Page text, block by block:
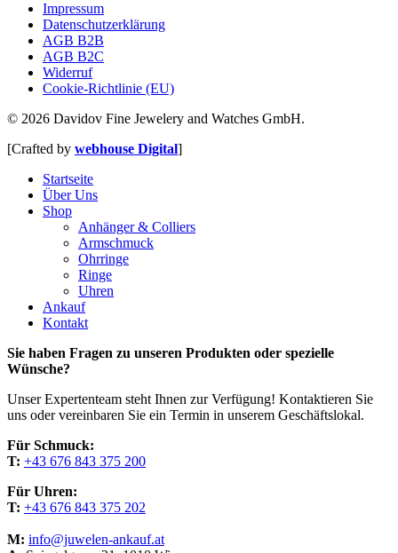
Impressum
Datenschutzerklärung
AGB B2B
AGB B2C
Widerruf
Cookie-Richtlinie (EU)
© 2026 Davidov Fine Jewelery and Watches GmbH.
[Crafted by webhouse Digital]
Close
Menu
Startseite
Über Uns
Shop
Anhänger & Colliers
Armschmuck
Ohrringe
Ringe
Uhren
Ankauf
Kontakt
Sie haben Fragen zu unseren Produkten oder spezielle
Wünsche?
Unser Expertenteam steht Ihnen zur Verfügung! Kontaktieren Sie
uns oder vereinbaren Sie ein Termin in unserem Geschäftslokal.
Für Schmuck:
T: +43 676 843 375 200
Für Uhren:
T: +43 676 843 375 202
M: info@juwelen-ankauf.at